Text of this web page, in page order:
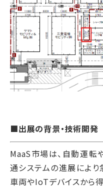
■出展の背景・技術開発
MaaS市場は、自動運転
通システムの進展によ
車両やIoTデバイスから